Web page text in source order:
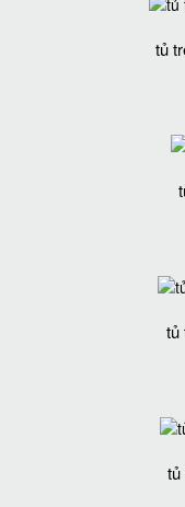
tủ
tủ
tủ